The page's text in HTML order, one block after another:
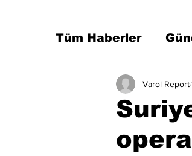
Tüm Haberler
Son DakikaVarol Report